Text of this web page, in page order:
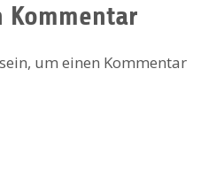
Kommentar
sein, um einen Kommentar